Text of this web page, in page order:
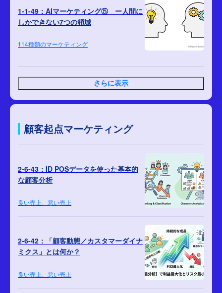
1-1-49：AIマーケティング⑤ ー人間に
しかできない7つの領域
114種類のマーケティング
さらに表示
顧客起点マーケティング
2-6-43：ID POSデータを使った基本的
な顧客分析
良い売上、悪い売上
2-6-42：「顧客動態／カスタマーダイナ
ミクス」とは何か？
良い売上、悪い売上